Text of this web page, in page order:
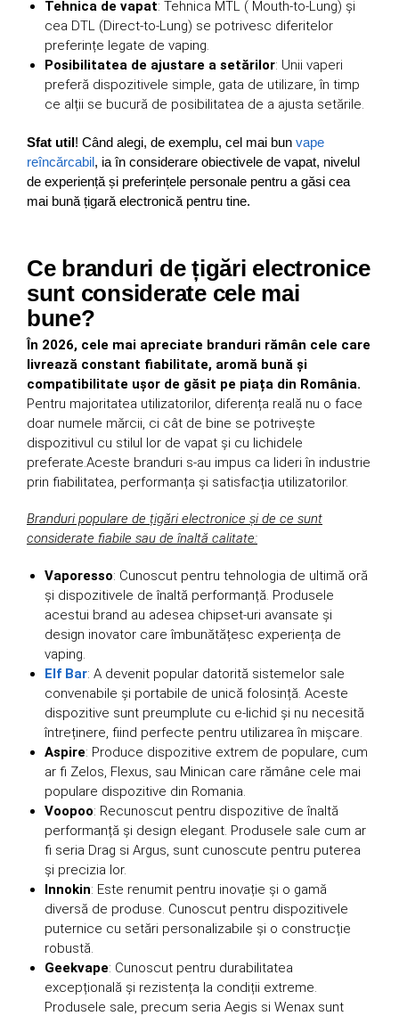
Tehnica de vapat: Tehnica MTL ( Mouth-to-Lung) și
cea DTL (Direct-to-Lung) se potrivesc diferitelor
preferințe legate de vaping.
Posibilitatea de ajustare a setărilor: Unii vaperi
preferă dispozitivele simple, gata de utilizare, în timp
ce alții se bucură de posibilitatea de a ajusta setările.
Sfat util! Când alegi, de exemplu, cel mai bun vape
reîncărcabil, ia în considerare obiectivele de vapat, nivelul
de experiență și preferințele personale pentru a găsi cea
mai bună țigară electronică pentru tine.
Ce branduri de țigări electronice
sunt considerate cele mai
bune?
În 2026, cele mai apreciate branduri rămân cele care
livrează constant fiabilitate, aromă bună și
compatibilitate ușor de găsit pe piața din România.
Pentru majoritatea utilizatorilor, diferența reală nu o face
doar numele mărcii, ci cât de bine se potrivește
dispozitivul cu stilul lor de vapat și cu lichidele
preferate.Aceste branduri s-au impus ca lideri în industrie
prin fiabilitatea, performanța și satisfacția utilizatorilor.
Branduri populare de țigări electronice și de ce sunt
considerate fiabile sau de înaltă calitate:
Vaporesso: Cunoscut pentru tehnologia de ultimă oră
și dispozitivele de înaltă performanță. Produsele
acestui brand au adesea chipset-uri avansate și
design inovator care îmbunătățesc experiența de
vaping.
Elf Bar: A devenit popular datorită sistemelor sale
convenabile și portabile de unică folosință. Aceste
dispozitive sunt preumplute cu e-lichid și nu necesită
întreținere, fiind perfecte pentru utilizarea în mișcare.
Aspire: Produce dispozitive extrem de populare, cum
ar fi Zelos, Flexus, sau Minican care rămâne cele mai
populare dispozitive din Romania.
Voopoo: Recunoscut pentru dispozitive de înaltă
performanță și design elegant. Produsele sale cum ar
fi seria Drag si Argus, sunt cunoscute pentru puterea
și precizia lor.
Innokin: Este renumit pentru inovație și o gamă
diversă de produse. Cunoscut pentru dispozitivele
puternice cu setări personalizabile și o construcție
robustă.
Geekvape: Cunoscut pentru durabilitatea
excepțională și rezistența la condiții extreme.
Produsele sale, precum seria Aegis si Wenax sunt